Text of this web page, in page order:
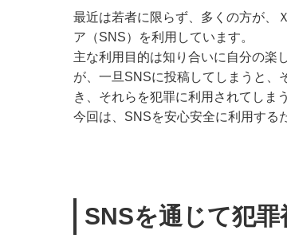
最近は若者に限らず、多くの方が、
ア（SNS）を利用しています。
主な利用目的は知り合いに自分の楽
が、一旦SNSに投稿してしまうと、
き、それらを犯罪に利用されてしま
今回は、SNSを安心安全に利用する
SNSを通じて犯